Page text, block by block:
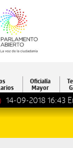
Oficialía
Mayor
14-09-2018 16:43